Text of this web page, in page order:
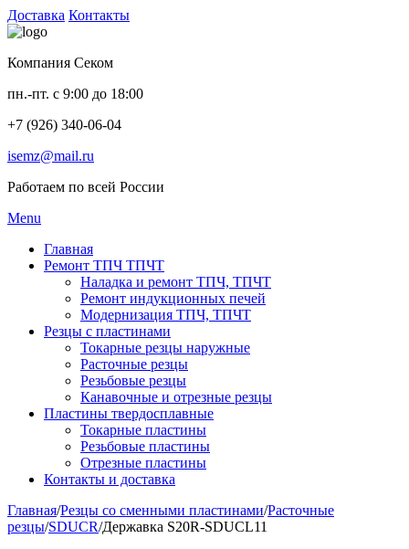
Доставка Контакты
Компания Секом
пн.-пт. с 9:00 до 18:00
+7 (926) 340-06-04
isemz@mail.ru
Работаем по всей России
Menu
Главная
Ремонт ТПЧ ТПЧТ
Наладка и ремонт ТПЧ, ТПЧТ
Ремонт индукционных печей
Модернизация ТПЧ, ТПЧТ
Резцы с пластинами
Токарные резцы наружные
Расточные резцы
Резьбовые резцы
Канавочные и отрезные резцы
Пластины твердосплавные
Токарные пластины
Резьбовые пластины
Отрезные пластины
Контакты и доставка
Главная/Резцы со сменными пластинами/Расточные
резцы/SDUCR/Державка S20R-SDUCL11